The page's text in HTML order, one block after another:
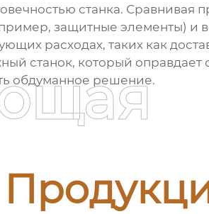
станка. Сравнивая
защитные элементы) и
расходах, таких как
станок, который оправдает
обдуманное решение.